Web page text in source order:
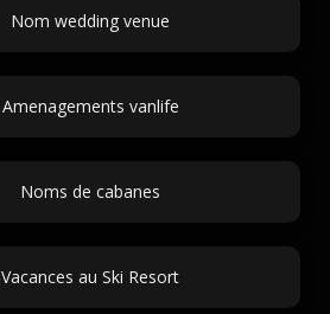
Nom wedding venue
Amenagements vanlife
Noms de cabanes
Vacances au Ski Resort